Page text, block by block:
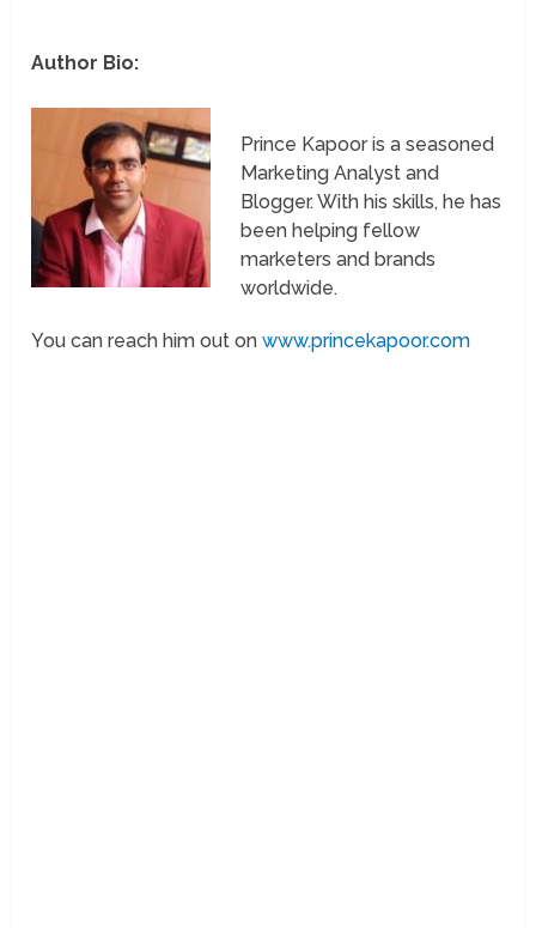
Author Bio:
Prince Kapoor is a seasoned
Marketing Analyst and
Blogger. With his skills, he has
been helping fellow
marketers and brands
worldwide.
You can reach him out onwww.princekapoor.com